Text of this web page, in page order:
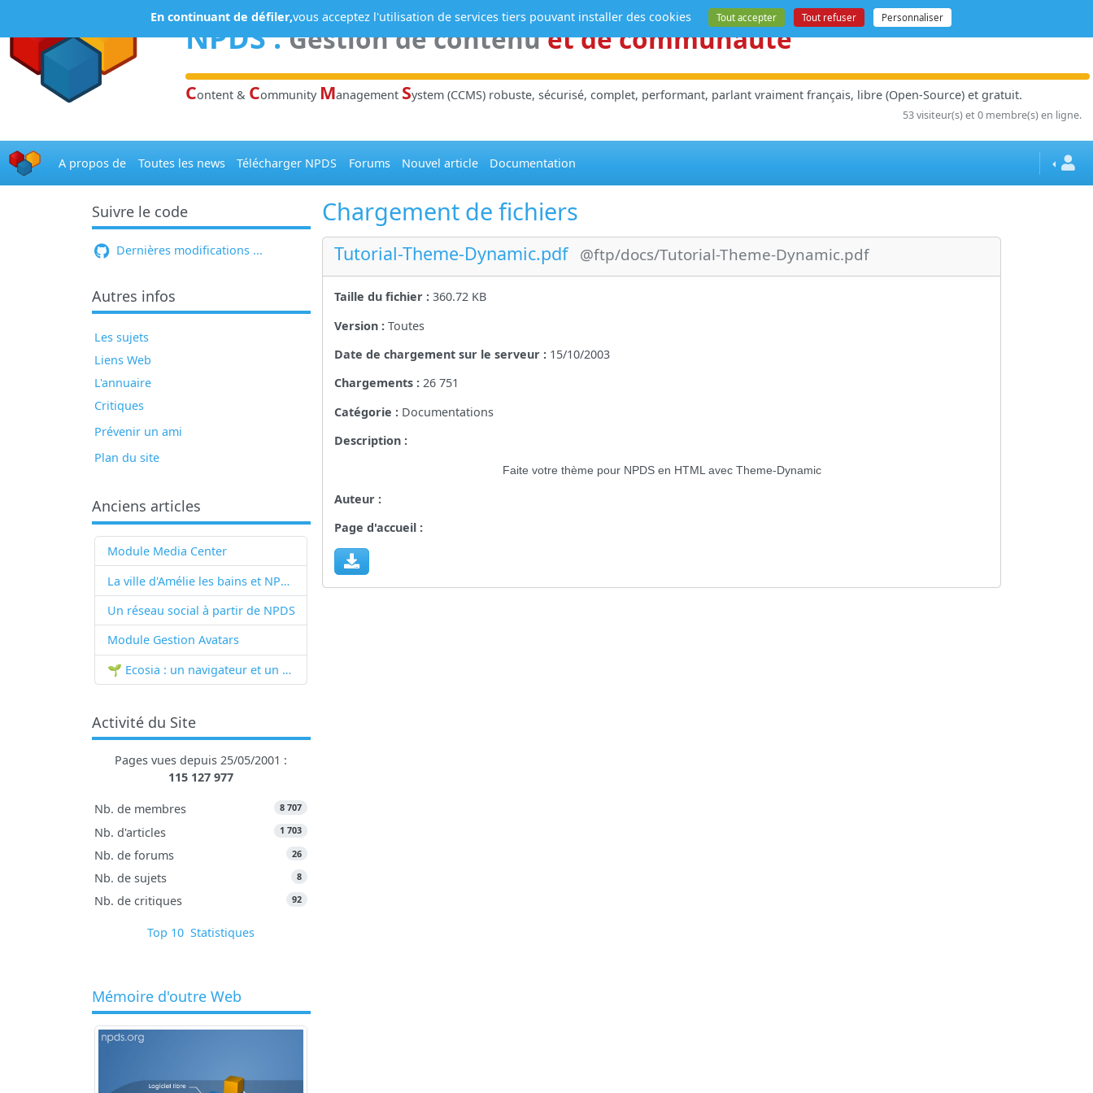
NPDS:Gestion de contenuet de communauté
Content & Community Management System (CCMS) robuste, sécurisé, complet, performant, parlant vraiment français, libre (Open-Source) et gratuit.
53 visiteur(s) et 0 membre(s) en ligne.
A propos de Toutes les news Télécharger NPDS Forums Nouvel article Documentation
Suivre le code
Dernières modifications ...
Autres infos
Les sujets
Liens Web
L'annuaire
Critiques
Prévenir un ami
Plan du site
Anciens articles
Module Media Center
La ville d'Amélie les bains et NPDS
Un réseau social à partir de NPDS
Module Gestion Avatars
🌱 Ecosia : un navigateur et un moteur de recherche qui plantent des arbres !...
Activité du Site
Pages vues depuis 25/05/2001 :
115 127 977
Nb. de membres 8 707
Nb. d'articles 1 703
Nb. de forums 26
Nb. de sujets 8
Nb. de critiques 92
Top 10 Statistiques
Mémoire d'outre Web
Chargement de fichiers
Tutorial-Theme-Dynamic.pdf @ftp/docs/Tutorial-Theme-Dynamic.pdf
Taille du fichier :360.72 KB
Version : Toutes
Date de chargement sur le serveur : 15/10/2003
Chargements : 26 751
Catégorie : Documentations
Description :
Faite votre thème pour NPDS en HTML avec Theme-Dynamic
Auteur :
Page d'accueil :
En continuant de défiler,vous acceptez l'utilisation de services tiers pouvant installer des cookies Tout accepter Tout refuser Personnaliser